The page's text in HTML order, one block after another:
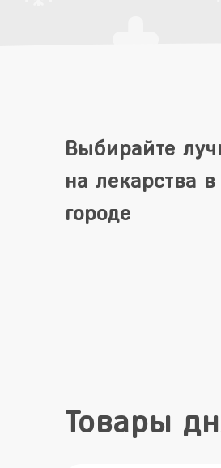
Выбирайте
на лекарства
городе
Товары